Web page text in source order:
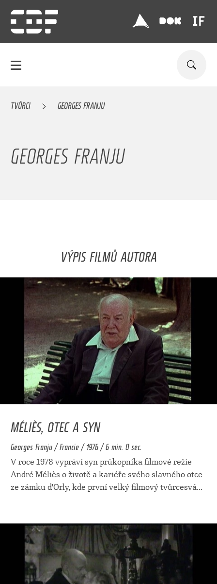
TVŮRCI GEORGES FRANJU
GEORGES FRANJU
VÝPIS FILMŮ AUTORA
MÉLIÈS, OTEC A SYN
Georges Franju / Francie / 1976 / 6 min. 0 sec.
V roce 1978 vypráví syn průkopníka filmové režie
André Méliès o životě a kariéře svého slavného otce
ze zámku d'Orly, kde první velký filmový tvůrcesvá...